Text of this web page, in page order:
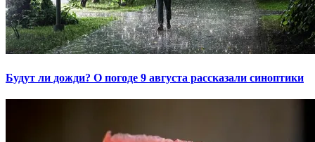
Будут ли дожди? О погоде 9 августа рассказали синоптики